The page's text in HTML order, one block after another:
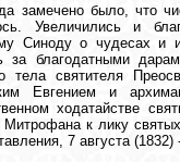
замечено было, что
Увеличились и
Синоду о чудесах и
за благодатными
тела святителя
Евгением и
ходатайстве
Митрофана к лику
7 августа